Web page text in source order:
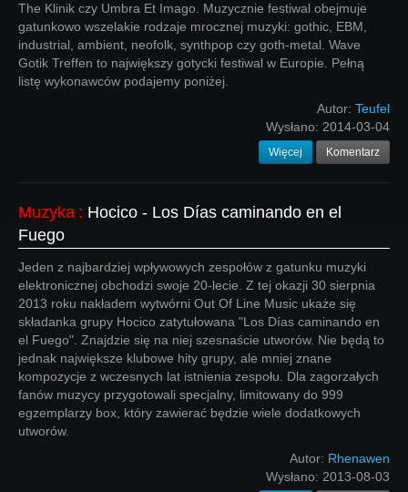
The Klinik czy Umbra Et Imago. Muzycznie festiwal obejmuje
gatunkowo wszelakie rodzaje mrocznej muzyki: gothic, EBM,
industrial, ambient, neofolk, synthpop czy goth-metal. Wave
Gotik Treffen to największy gotycki festiwal w Europie. Pełną
listę wykonawców podajemy poniżej.
Autor: Teufel
Wysłano: 2014-03-04
Więcej Komentarz
Muzyka : Hocico - Los Días caminando en el
Fuego
Jeden z najbardziej wpływowych zespołów z gatunku muzyki
elektronicznej obchodzi swoje 20-lecie. Z tej okazji 30 sierpnia
2013 roku nakładem wytwórni Out Of Line Music ukaże się
składanka grupy Hocico zatytułowana "Los Días caminando en
el Fuego". Znajdzie się na niej szesnaście utworów. Nie będą to
jednak największe klubowe hity grupy, ale mniej znane
kompozycje z wczesnych lat istnienia zespołu. Dla zagorzałych
fanów muzycy przygotowali specjalny, limitowany do 999
egzemplarzy box, który zawierać będzie wiele dodatkowych
utworów.
Autor: Rhenawen
Wysłano: 2013-08-03